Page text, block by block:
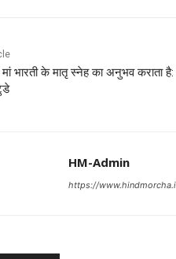
भारती के मातृ स्नेह का अनुभव कराता है:
HM-Admin
https://